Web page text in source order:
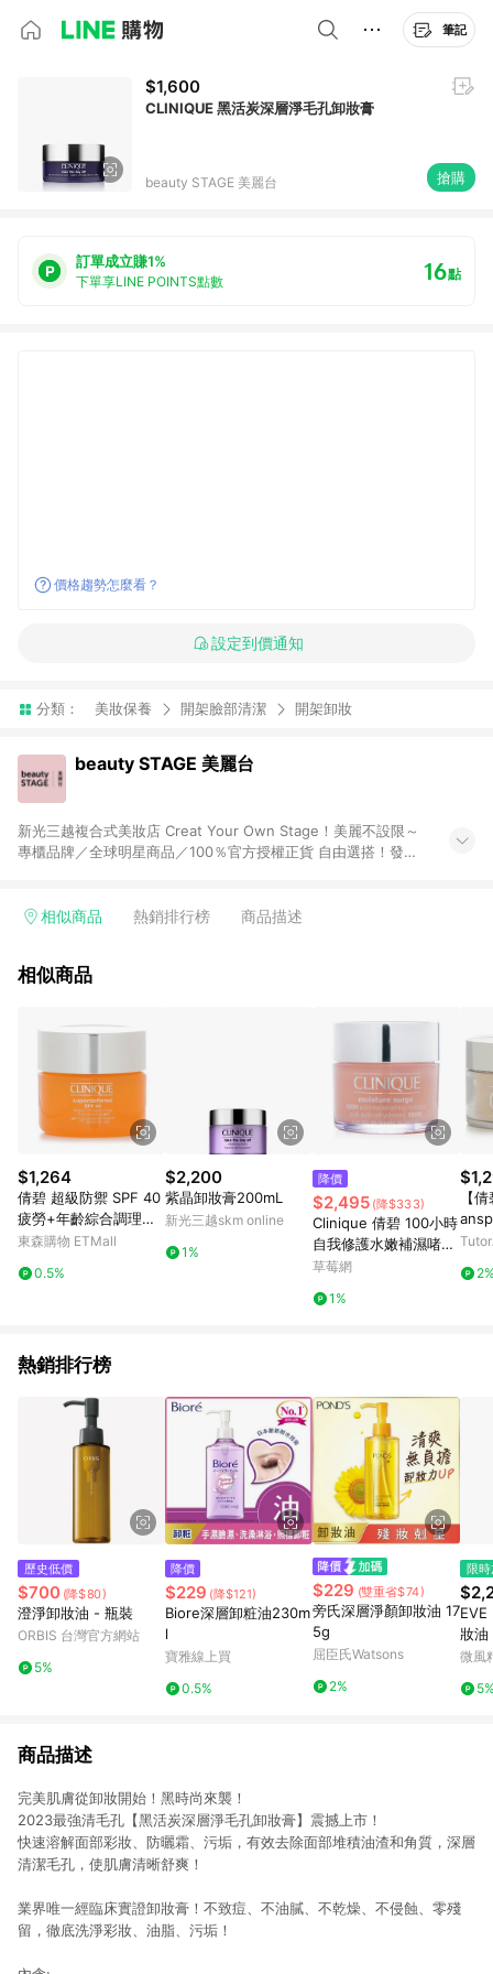
筆記
$1,600
CLINIQUE 黑活炭深層淨毛孔卸妝膏
beauty STAGE 美麗台 搶購
訂單成立賺1%
下單享LINE POINTS點數 16點
價格趨勢怎麼看？
設定到價通知
分類： 美妝保養 開架臉部清潔 開架卸妝
beauty STAGE 美麗台
新光三越複合式美妝店 Creat Your Own Stage！美麗不設限～
專櫃品牌／全球明星商品／100％官方授權正貨 自由選搭！發覺
相似商品 熱銷排行榜 商品描述
相似商品
$1,264
倩碧 超級防禦 SPF 40
疲勞+年齡綜合調理霜-
極乾至偏乾膚質組合30
東森購物 ETMall
0.5%
$2,200
紫晶卸妝膏200mL
新光三越skm online
1%
降價
$2,495 (降$333)
Clinique 倩碧 100小時
自我修護水嫩補濕啫喱
125ml/4oz-保濕及護
草莓網
1%
【
熱銷排行榜
歷史低價
$700 (降$80)
澄淨卸妝油 - 瓶裝
ORBIS 台灣官方網站
5%
降價
$229 (降$121)
Biore深層卸粧油230m
l
寶雅線上買
0.5%
$229 (雙重省$74)
旁氏深層淨顏卸妝油 17
5g
屈臣氏Watsons
2%
限
EVE
妝油
微風
商品描述
完美肌膚從卸妝開始！黑時尚來襲！
2023最強清毛孔【黑活炭深層淨毛孔卸妝膏】震撼上市！
快速溶解面部彩妝、防曬霜、污垢，有效去除面部堆積油渣和角質，深層
清潔毛孔，使肌膚清晰舒爽！
業界唯一經臨床實證卸妝膏！不致痘、不油膩、不乾燥、不侵蝕、零殘
留，徹底洗淨彩妝、油脂、污垢！